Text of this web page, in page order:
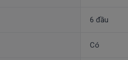
6 đầu
Có